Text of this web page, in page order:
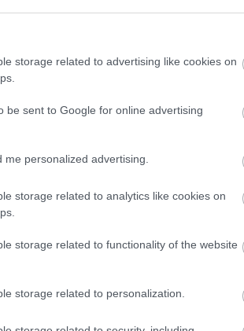
storage related to advertising like cookies on
be sent to Google for online advertising
personalized advertising.
storage related to analytics like cookies on
storage related to functionality of the website
storage related to personalization.
2015.12.15. 06:51:17
es minden nap
szegenyesen
az sincs sajna
es
Köszönöm:
2015.12.12. 08:24:01
game-showja, A